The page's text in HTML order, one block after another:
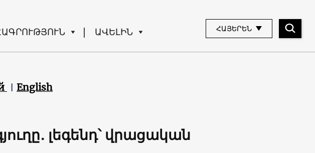
ԱՎԵԼԻՆ ՀԱՅԵՐԵՆ
English
լեգենդ՝ վրացական